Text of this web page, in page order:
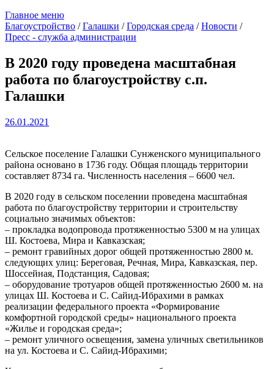
Главное меню
Благоустройство /Галашки /Городская среда /Новости /
Пресс - служба администрации
В 2020 году проведена масштабная
работа по благоустройству с.п.
Галашки
26.01.2021
Сельское поселение Галашки Сунженского муниципального
района основано в 1736 году. Общая площадь территории
составляет 8734 га. Численность населения – 6600 чел.
В 2020 году в сельском поселении проведена масштабная
работа по благоустройству территории и строительству
социально значимых объектов:
– прокладка водопровода протяженностью 5300 м на улицах
Ш. Костоева, Мира и Кавказская;
– ремонт гравийных дорог общей протяженностью 2800 м.
следующих улиц: Береговая, Речная, Мира, Кавказская, пер.
Шоссейная, Подстанция, Садовая;
– оборудование тротуаров общей протяженностью 2600 м. на
улицах Ш. Костоева и С. Сайид-Ибрахими в рамках
реализации федерального проекта «Формирование
комфортной городской среды» национального проекта
«Жилье и городская среда»;
– ремонт уличного освещения, замена уличных светильников
на ул. Костоева и С. Сайид-Ибрахими;